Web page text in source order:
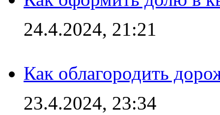
24.4.2024, 21:21
Как облагородить
23.4.2024, 23:34